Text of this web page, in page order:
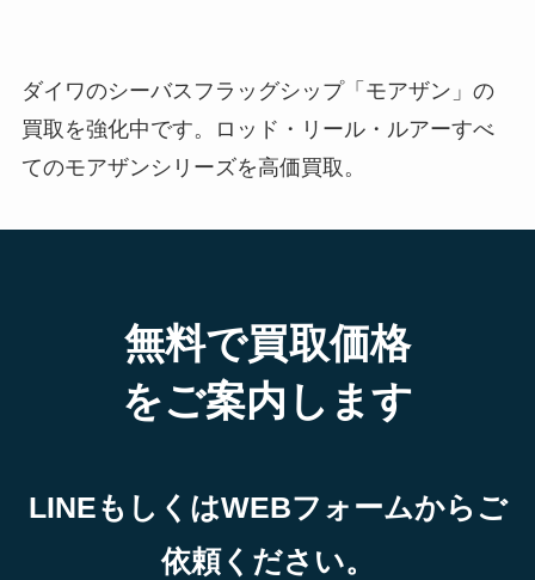
ダイワのシーバスフラッグシップ「モアザン」の
買取を強化中です。ロッド・リール・ルアーすべ
てのモアザンシリーズを高価買取。
無料で買取価格
をご案内します
LINEもしくはWEBフォームからご
依頼ください。